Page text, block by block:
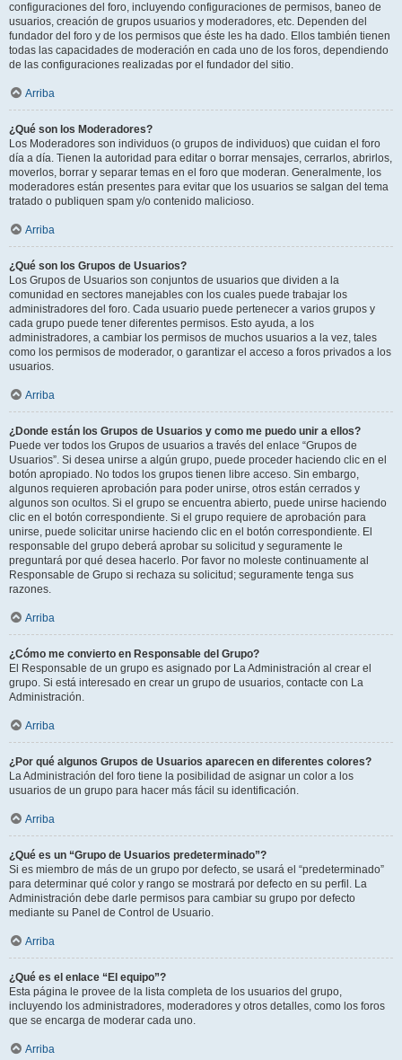
configuraciones del foro, incluyendo configuraciones de permisos, baneo de
usuarios, creación de grupos usuarios y moderadores, etc. Dependen del
fundador del foro y de los permisos que éste les ha dado. Ellos también tienen
todas las capacidades de moderación en cada uno de los foros, dependiendo
de las configuraciones realizadas por el fundador del sitio.
Arriba
¿Qué son los Moderadores?
Los Moderadores son individuos (o grupos de individuos) que cuidan el foro
día a día. Tienen la autoridad para editar o borrar mensajes, cerrarlos, abrirlos,
moverlos, borrar y separar temas en el foro que moderan. Generalmente, los
moderadores están presentes para evitar que los usuarios se salgan del tema
tratado o publiquen spam y/o contenido malicioso.
Arriba
¿Qué son los Grupos de Usuarios?
Los Grupos de Usuarios son conjuntos de usuarios que dividen a la
comunidad en sectores manejables con los cuales puede trabajar los
administradores del foro. Cada usuario puede pertenecer a varios grupos y
cada grupo puede tener diferentes permisos. Esto ayuda, a los
administradores, a cambiar los permisos de muchos usuarios a la vez, tales
como los permisos de moderador, o garantizar el acceso a foros privados a los
usuarios.
Arriba
¿Donde están los Grupos de Usuarios y como me puedo unir a ellos?
Puede ver todos los Grupos de usuarios a través del enlace “Grupos de
Usuarios”. Si desea unirse a algún grupo, puede proceder haciendo clic en el
botón apropiado. No todos los grupos tienen libre acceso. Sin embargo,
algunos requieren aprobación para poder unirse, otros están cerrados y
algunos son ocultos. Si el grupo se encuentra abierto, puede unirse haciendo
clic en el botón correspondiente. Si el grupo requiere de aprobación para
unirse, puede solicitar unirse haciendo clic en el botón correspondiente. El
responsable del grupo deberá aprobar su solicitud y seguramente le
preguntará por qué desea hacerlo. Por favor no moleste continuamente al
Responsable de Grupo si rechaza su solicitud; seguramente tenga sus
razones.
Arriba
¿Cómo me convierto en Responsable del Grupo?
El Responsable de un grupo es asignado por La Administración al crear el
grupo. Si está interesado en crear un grupo de usuarios, contacte con La
Administración.
Arriba
¿Por qué algunos Grupos de Usuarios aparecen en diferentes colores?
La Administración del foro tiene la posibilidad de asignar un color a los
usuarios de un grupo para hacer más fácil su identificación.
Arriba
¿Qué es un “Grupo de Usuarios predeterminado”?
Si es miembro de más de un grupo por defecto, se usará el “predeterminado”
para determinar qué color y rango se mostrará por defecto en su perfil. La
Administración debe darle permisos para cambiar su grupo por defecto
mediante su Panel de Control de Usuario.
Arriba
¿Qué es el enlace “El equipo”?
Esta página le provee de la lista completa de los usuarios del grupo,
incluyendo los administradores, moderadores y otros detalles, como los foros
que se encarga de moderar cada uno.
Arriba